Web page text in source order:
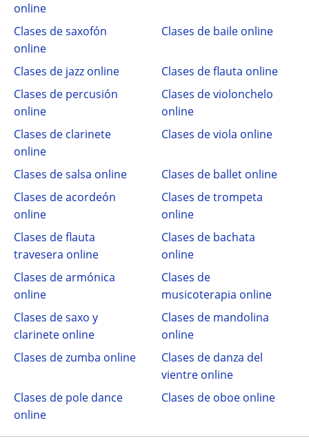
online
Clases de saxofón
online
Clases de baile online
Clases de jazz online
Clases de flauta online
Clases de percusión
online
Clases de violonchelo
online
Clases de clarinete
online
Clases de viola online
Clases de salsa online
Clases de ballet online
Clases de acordeón
online
Clases de trompeta
online
Clases de flauta
travesera online
Clases de bachata
online
Clases de armónica
online
Clases de
musicoterapia online
Clases de saxo y
clarinete online
Clases de mandolina
online
Clases de zumba online
Clases de danza del
vientre online
Clases de pole dance
online
Clases de oboe online